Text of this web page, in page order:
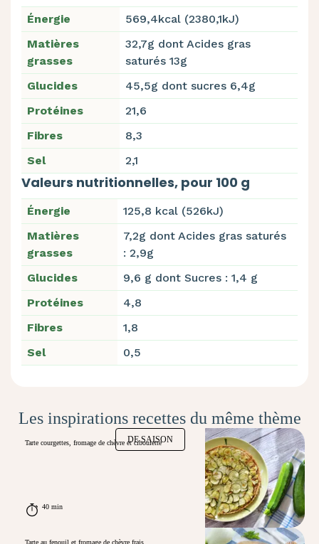
Énergie
569,4kcal (2380,1kJ)
Matières
grasses
32,7g dont Acides gras
saturés 13g
Glucides
45,5g dont sucres 6,4g
Protéines
21,6
Fibres
8,3
Sel
2,1
Valeurs nutritionnelles, pour 100 g
Énergie
125,8 kcal (526kJ)
Matières
grasses
7,2g dont Acides gras saturés
: 2,9g
Glucides
9,6 g dont Sucres : 1,4 g
Protéines
4,8
Fibres
1,8
Sel
0,5
Les inspirations recettes du même thème
DE SAISON
Tarte courgettes, fromage de chèvre et ciboulette
40 min
Tarte au fenouil et fromage de chèvre frais